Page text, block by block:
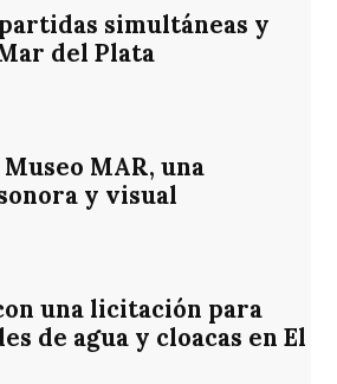
simultáneas y
del Plata
Museo MAR, una
y visual
una licitación para
de agua y cloacas en El